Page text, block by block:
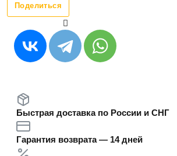
Поделиться
Быстрая доставка по России и СНГ
Гарантия возврата — 14 дней